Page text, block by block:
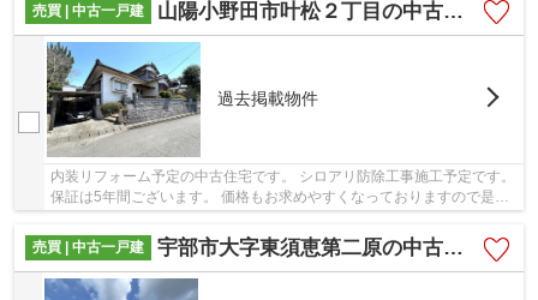
売買 | 中古一戸建
山陽小野田市叶松２丁目の中古一戸建
過去掲載物件
内装リフォーム予定の中古住宅です。 シロアリ防除工事施工予定です。
保証は5年間ございます。 価格もお求めやすくなっておりますので是非
お気軽にお問い合わせください。
売買 | 中古一戸建
宇部市大字東須恵第二原の中古一戸建